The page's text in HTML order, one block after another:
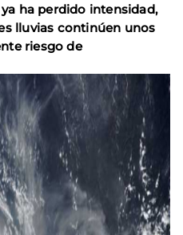
ha perdido intensidad,
lluvias continúen unos
riesgo de